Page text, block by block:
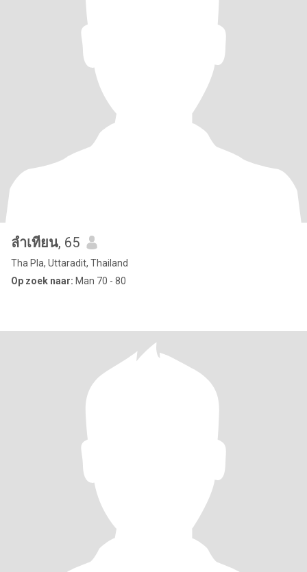
ลำเทียน, 65
Tha Pla, Uttaradit, Thailand
Op zoek naar: Man 70 - 80